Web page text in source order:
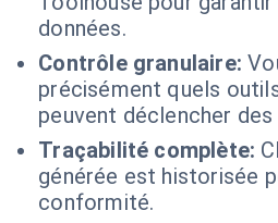
données.
Contrôle granulaire:
précisément quels
peuvent déclencher
Traçabilité complète:
générée est historisée
conformité.